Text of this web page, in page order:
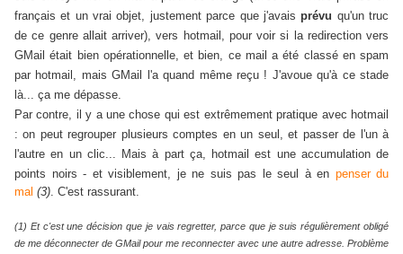
français et un vrai objet, justement parce que j'avaisprévu qu'un truc
de ce genre allait arriver), vers hotmail, pour voir si la redirection vers
GMail était bien opérationnelle, et bien, ce mail a été classé en spam
par hotmail, mais GMail l'a quand même reçu ! J'avoue qu'à ce stade
là... ça me dépasse.
Par contre, il y a une chose qui est extrêmement pratique avec hotmail
: on peut regrouper plusieurs comptes en un seul, et passer de l'un à
l'autre en un clic... Mais à part ça, hotmail est une accumulation de
points noirs - et visiblement, je ne suis pas le seul à en penser du
mal (3). C'est rassurant.
(1) Et c'est une décision que je vais regretter, parce que je suis régulièrement obligé
de me déconnecter de GMail pour me reconnecter avec une autre adresse. Problème